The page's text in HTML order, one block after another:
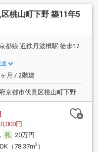
桃山町下野 築11年5
都線 近鉄丹波橋駅 徒歩12
通
月 / 2階建
京都市伏見区桃山町下野
円
20万円
（78.37m2）